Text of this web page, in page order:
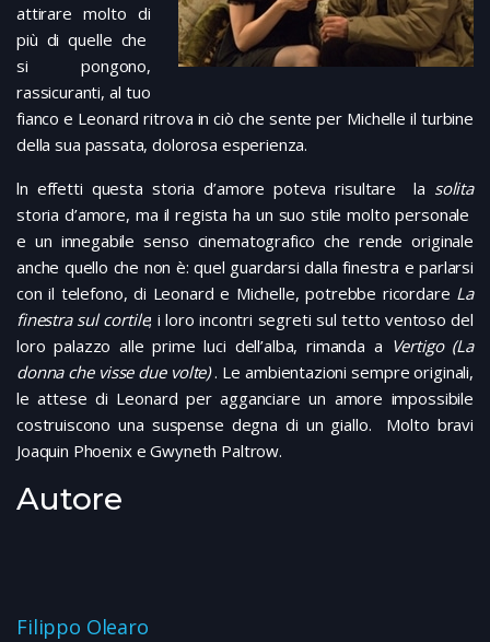
attirare molto di
più di quelle che
si pongono,
rassicuranti, al tuo
fianco e Leonard ritrova in ciò che sente per Michelle il turbine
della sua passata, dolorosa esperienza.
ln effetti questa storia d’amore poteva risultare la solita
storia d’amore, ma il regista ha un suo stile molto personale
e un innegabile senso cinematografico che rende originale
anche quello che non è: quel guardarsi dalla finestra e parlarsi
con il telefono, di Leonard e Michelle, potrebbe ricordare La
finestra sul cortile; i loro incontri segreti sul tetto ventoso del
loro palazzo alle prime luci dell’alba, rimanda a Vertigo (La
donna che visse due volte). Le ambientazioni sempre originali,
le attese di Leonard per agganciare un amore impossibile
costruiscono una suspense degna di un giallo. Molto bravi
Joaquin Phoenix e Gwyneth Paltrow.
Autore
Filippo Olearo